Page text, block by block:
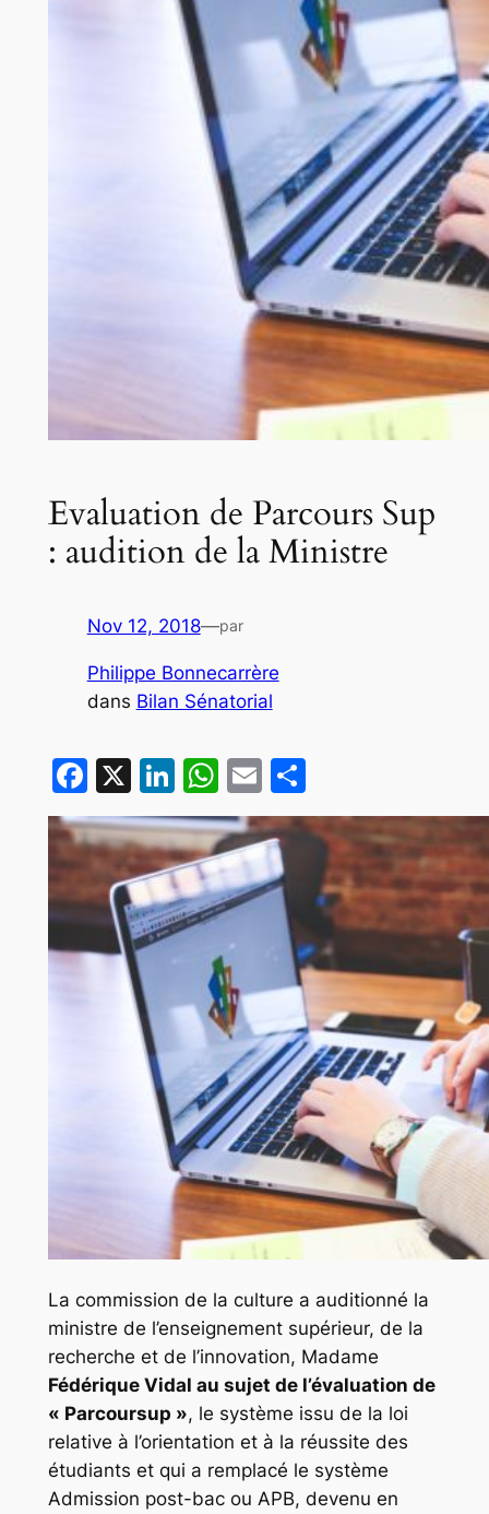
Evaluation de Parcours Sup
: audition de la Ministre
Nov 12, 2018—par
Philippe Bonnecarrère
dans Bilan Sénatorial
Facebook
X LinkedIn
WhatsApp
EmailPartager
La commission de la culture a auditionné la
ministre de l’enseignement supérieur, de la
recherche et de l’innovation, Madame
Fédérique Vidal au sujet de l’évaluation de
« Parcoursup », le système issu de la loi
relative à l’orientation et à la réussite des
étudiants et qui a remplacé le système
Admission post-bac ou APB, devenu en